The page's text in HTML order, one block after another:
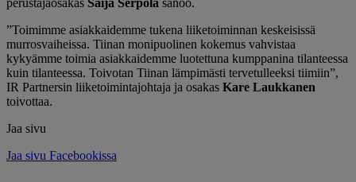
perustajaosakas Saija Serpola sanoo.
”Toimimme asiakkaidemme tukena liiketoiminnan keskeisissä
murrosvaiheissa. Tiinan monipuolinen kokemus vahvistaa
kykyämme toimia asiakkaidemme luotettuna kumppanina tilanteessa
kuin tilanteessa. Toivotan Tiinan lämpimästi tervetulleeksi tiimiin”,
IR Partnersin liiketoimintajohtaja ja osakas Kare Laukkanen
toivottaa.
Jaa sivu
Jaa sivu Facebookissa